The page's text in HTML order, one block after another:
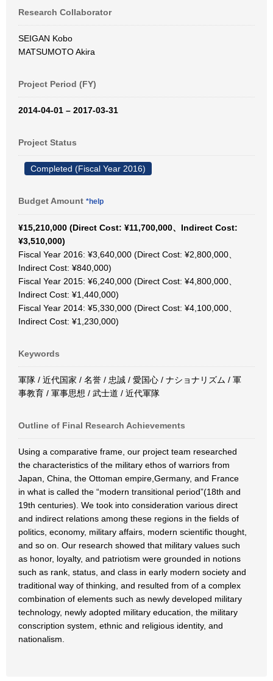
Research Collaborator
SEIGAN Kobo
MATSUMOTO Akira
Project Period (FY)
2014-04-01 – 2017-03-31
Project Status
Completed (Fiscal Year 2016)
Budget Amount *help
¥15,210,000 (Direct Cost: ¥11,700,000、Indirect Cost:
¥3,510,000)
Fiscal Year 2016: ¥3,640,000 (Direct Cost: ¥2,800,000、
Indirect Cost: ¥840,000)
Fiscal Year 2015: ¥6,240,000 (Direct Cost: ¥4,800,000、
Indirect Cost: ¥1,440,000)
Fiscal Year 2014: ¥5,330,000 (Direct Cost: ¥4,100,000、
Indirect Cost: ¥1,230,000)
Keywords
軍隊 / 近代国家 / 名誉 / 忠誠 / 愛国心 / ナショナリズム / 軍
事教育 / 軍事思想 / 武士道 / 近代軍隊
Outline of Final Research Achievements
Using a comparative frame, our project team researched
the characteristics of the military ethos of warriors from
Japan, China, the Ottoman empire,Germany, and France
in what is called the “modern transitional period”(18th and
19th centuries). We took into consideration various direct
and indirect relations among these regions in the fields of
politics, economy, military affairs, modern scientific thought,
and so on. Our research showed that military values such
as honor, loyalty, and patriotism were grounded in notions
such as rank, status, and class in early modern society and
traditional way of thinking, and resulted from of a complex
combination of elements such as newly developed military
technology, newly adopted military education, the military
conscription system, ethnic and religious identity, and
nationalism.